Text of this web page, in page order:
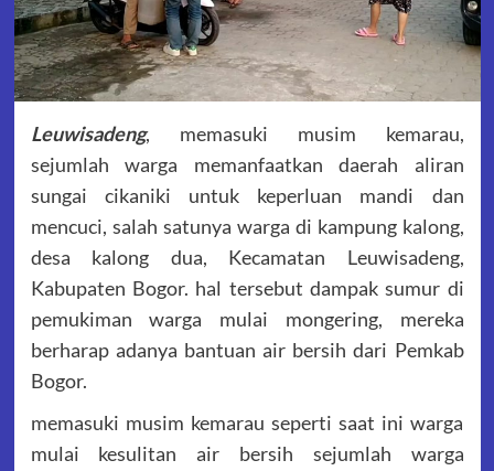
Leuwisadeng, memasuki musim kemarau,
sejumlah warga memanfaatkan daerah aliran
sungai cikaniki untuk keperluan mandi dan
mencuci, salah satunya warga di kampung kalong,
desa kalong dua, Kecamatan Leuwisadeng,
Kabupaten Bogor. hal tersebut dampak sumur di
pemukiman warga mulai mongering, mereka
berharap adanya bantuan air bersih dari Pemkab
Bogor.
memasuki musim kemarau seperti saat ini warga
mulai kesulitan air bersih sejumlah warga